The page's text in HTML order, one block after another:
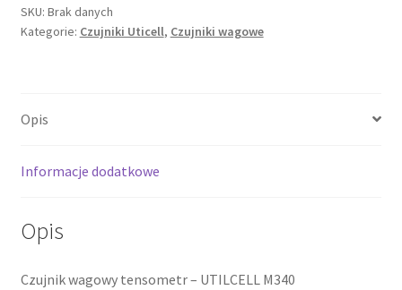
–
UTILCELL
SKU: Brak danych
Kategorie: Czujniki Uticell, Czujniki wagowe
Opis
Informacje dodatkowe
Opis
Czujnik wagowy tensometr – UTILCELL M340